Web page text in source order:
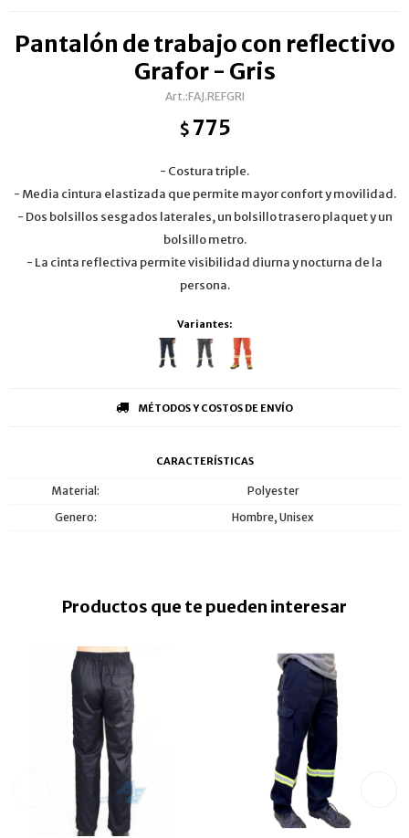
Pantalón de trabajo con reflectivo
Grafor - Gris
FAJ.REFGRI
$ 775
- Costura triple.
- Media cintura elastizada que permite mayor confort y movilidad.
- Dos bolsillos sesgados laterales, un bolsillo trasero plaquet y un
bolsillo metro.
- La cinta reflectiva permite visibilidad diurna y nocturna de la
persona.
Variantes:
MÉTODOS Y COSTOS DE ENVÍO
CARACTERÍSTICAS
Material
Polyester
Genero
Hombre, Unisex
Productos que te pueden interesar